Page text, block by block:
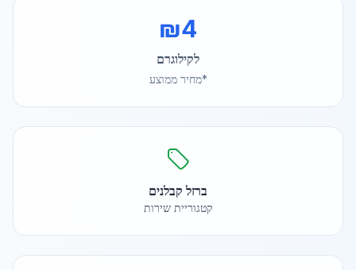
₪4
לקילוגרם
*מחיר ממוצע
ברזל קבלנים
קטגוריית שירות